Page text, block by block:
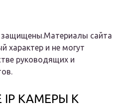
защищены.Материалы сайта
характер и не могут
руководящих и
КАМЕРЫ К